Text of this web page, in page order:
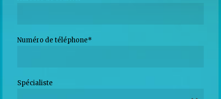
Numéro de téléphone*
Spécialiste